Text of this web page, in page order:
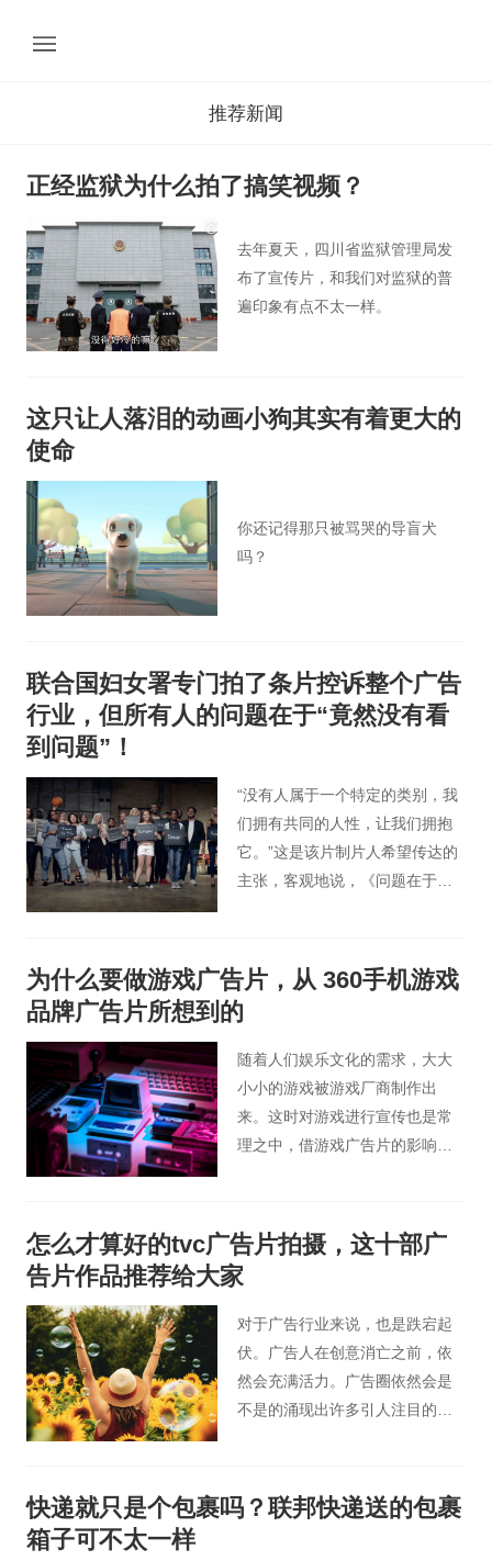
推荐新闻
正经监狱为什么拍了搞笑视频？
去年夏天，四川省监狱管理局发
布了宣传片，和我们对监狱的普
遍印象有点不太一样。
这只让人落泪的动画小狗其实有着更大的
使命
你还记得那只被骂哭的导盲犬
吗？
联合国妇女署专门拍了条片控诉整个广告
行业，但所有人的问题在于“竟然没有看
到问题”！
“没有人属于一个特定的类别，我
们拥有共同的人性，让我们拥抱
它。”这是该片制片人希望传达的
主张，客观地说，《问题在于没
纪录片，它在提醒我们广告行业
在消除性别歧视、种族歧视和虚
假刻板印象方面真的还可以做得
更好。
为什么要做游戏广告片，从 360手机游戏
品牌广告片所想到的
随着人们娱乐文化的需求，大大
小小的游戏被游戏厂商制作出
来。这时对游戏进行宣传也是常
理之中，借游戏广告片的影响力
顺理成章的事情。然而，同国内
大多数广告一样，游戏广告片也
陷入一种“明星效应”的死循环中，
忽视了广告中的创意因素。今天
桃花谷影视广告小编为大家解析
下360游戏广告片的创意。
怎么才算好的tvc广告片拍摄，这十部广
告片作品推荐给大家
对于广告行业来说，也是跌宕起
伏。广告人在创意消亡之前，依
然会充满活力。广告圈依然会是
不是的涌现出许多引人注目的创
挑选了十个走出广告圈子，给人
们带来一些美好回忆的TVC广
快递就只是个包裹吗？联邦快递送的包裹
箱子可不太一样